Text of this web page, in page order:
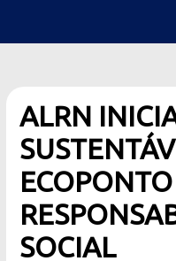
ALRN
SOCIAL